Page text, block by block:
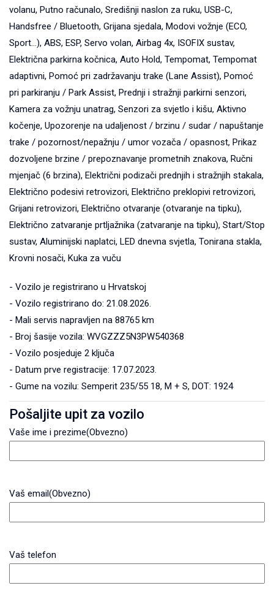
volanu, Putno računalo, Središnji naslon za ruku, USB-C,
Handsfree / Bluetooth, Grijana sjedala, Modovi vožnje (ECO,
Sport...), ABS, ESP, Servo volan, Airbag 4x, ISOFIX sustav,
Električna parkirna kočnica, Auto Hold, Tempomat, Tempomat
adaptivni, Pomoć pri zadržavanju trake (Lane Assist), Pomoć
pri parkiranju / Park Assist, Prednji i stražnji parkirni senzori,
Kamera za vožnju unatrag, Senzori za svjetlo i kišu, Aktivno
kočenje, Upozorenje na udaljenost / brzinu / sudar / napuštanje
trake / pozornost/nepažnju / umor vozača / opasnost, Prikaz
dozvoljene brzine / prepoznavanje prometnih znakova, Ručni
mjenjač (6 brzina), Električni podizači prednjih i stražnjih stakala,
Električno podesivi retrovizori, Električno preklopivi retrovizori,
Grijani retrovizori, Električno otvaranje (otvaranje na tipku),
Električno zatvaranje prtljažnika (zatvaranje na tipku), Start/Stop
sustav, Aluminijski naplatci, LED dnevna svjetla, Tonirana stakla,
Krovni nosači, Kuka za vuču
- Vozilo je registrirano u Hrvatskoj
- Vozilo registrirano do: 21.08.2026.
- Mali servis napravljen na 88765 km
- Broj šasije vozila: WVGZZZ5N3PW540368
- Vozilo posjeduje 2 ključa
- Datum prve registracije: 17.07.2023.
- Gume na vozilu: Semperit 235/55 18, M + S, DOT: 1924
Pošaljite upit za vozilo
Vaše ime i prezime(Obvezno)
Vaš email(Obvezno)
Vaš telefon